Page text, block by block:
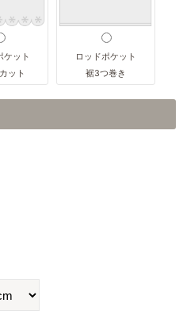
ケット
ット
ロッドポケット
裾3つ巻き